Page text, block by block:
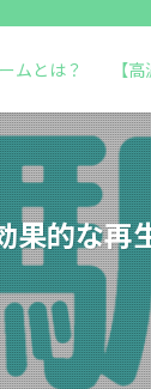
ムとは？ 【
果的な再